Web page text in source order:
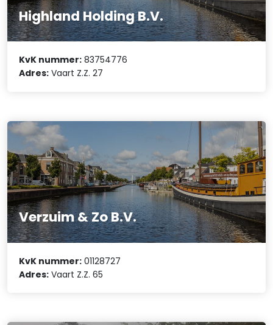
Highland Holding B.V.
KvK nummer: 83754776
Adres: Vaart Z.Z. 27
Verzuim & Zo B.V.
KvK nummer: 01128727
Adres: Vaart Z.Z. 65